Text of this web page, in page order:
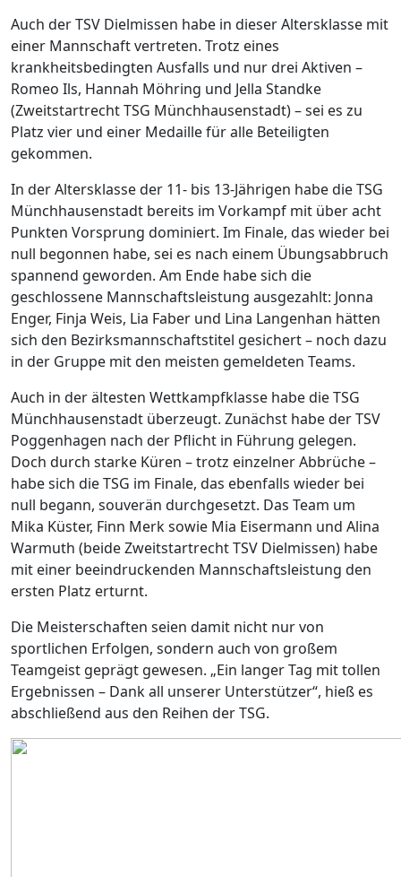
Auch der TSV Dielmissen habe in dieser Altersklasse mit
einer Mannschaft vertreten. Trotz eines
krankheitsbedingten Ausfalls und nur drei Aktiven –
Romeo Ils, Hannah Möhring und Jella Standke
(Zweitstartrecht TSG Münchhausenstadt) – sei es zu
Platz vier und einer Medaille für alle Beteiligten
gekommen.
In der Altersklasse der 11- bis 13-Jährigen habe die TSG
Münchhausenstadt bereits im Vorkampf mit über acht
Punkten Vorsprung dominiert. Im Finale, das wieder bei
null begonnen habe, sei es nach einem Übungsabbruch
spannend geworden. Am Ende habe sich die
geschlossene Mannschaftsleistung ausgezahlt: Jonna
Enger, Finja Weis, Lia Faber und Lina Langenhan hätten
sich den Bezirksmannschaftstitel gesichert – noch dazu
in der Gruppe mit den meisten gemeldeten Teams.
Auch in der ältesten Wettkampfklasse habe die TSG
Münchhausenstadt überzeugt. Zunächst habe der TSV
Poggenhagen nach der Pflicht in Führung gelegen.
Doch durch starke Küren – trotz einzelner Abbrüche –
habe sich die TSG im Finale, das ebenfalls wieder bei
null begann, souverän durchgesetzt. Das Team um
Mika Küster, Finn Merk sowie Mia Eisermann und Alina
Warmuth (beide Zweitstartrecht TSV Dielmissen) habe
mit einer beeindruckenden Mannschaftsleistung den
ersten Platz erturnt.
Die Meisterschaften seien damit nicht nur von
sportlichen Erfolgen, sondern auch von großem
Teamgeist geprägt gewesen. „Ein langer Tag mit tollen
Ergebnissen – Dank all unserer Unterstützer“, hieß es
abschließend aus den Reihen der TSG.